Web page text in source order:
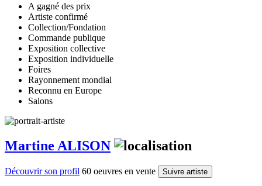
A gagné des prix
Artiste confirmé
Collection/Fondation
Commande publique
Exposition collective
Exposition individuelle
Foires
Rayonnement mondial
Reconnu en Europe
Salons
Martine ALISON
Découvrir son profil 60 oeuvres en vente Suivre artiste